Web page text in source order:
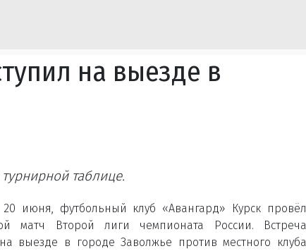
на выезде в
таблице.
20 июня, футбольный клуб «Авангард» Курск провёл
матч Второй лиги чемпионата России. Встреча
выезде в городе Заволжье против местного клуба